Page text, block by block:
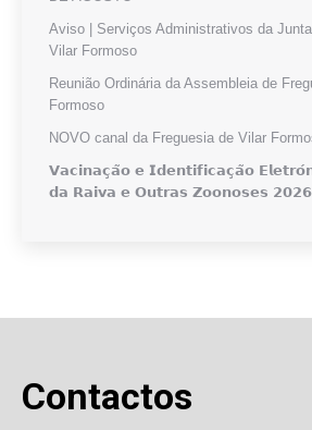
Aviso | Serviços Administrativos da
Vilar Formoso
Reunião Ordinária da Assembleia de
Formoso
NOVO canal da Freguesia de Vilar
𝗩𝗮𝗰𝗶𝗻𝗮𝗰̧𝗮̃𝗼 𝗲 𝗜𝗱𝗲𝗻𝘁𝗶𝗳𝗶𝗰𝗮𝗰̧𝗮̃𝗼
𝗱𝗮 𝗥𝗮𝗶𝘃𝗮 𝗲 𝗢𝘂𝘁𝗿𝗮𝘀 𝗭𝗼𝗼𝗻𝗼𝘀𝗲𝘀 𝟮𝟬𝟮𝟲
Contactos